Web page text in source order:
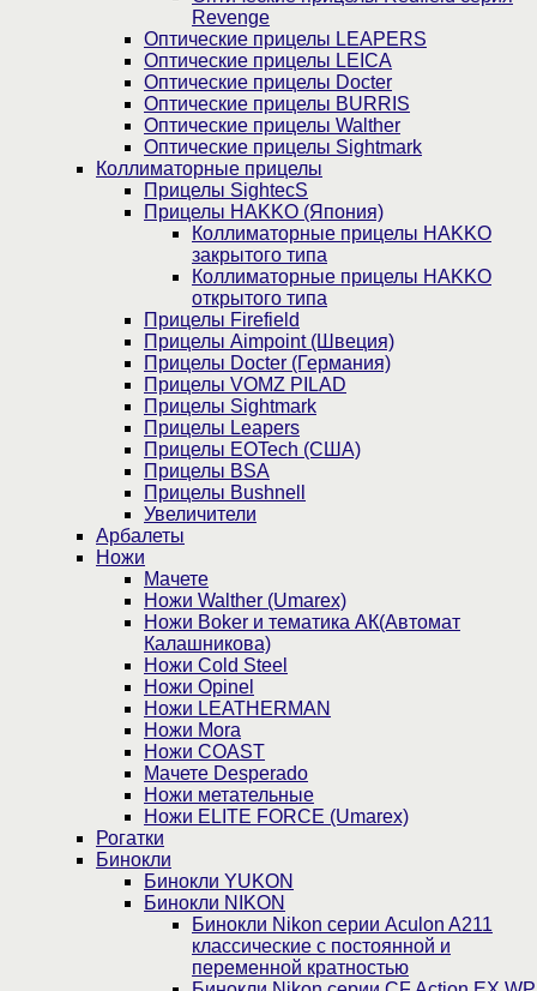
Revenge
Оптические прицелы LEAPERS
Оптические прицелы LEICA
Оптические прицелы Docter
Оптические прицелы BURRIS
Оптические прицелы Walther
Оптические прицелы Sightmark
Коллиматорные прицелы
Прицелы SightecS
Прицелы HAKKO (Япония)
Коллиматорные прицелы HAKKO
закрытого типа
Коллиматорные прицелы HAKKO
открытого типа
Прицелы Firefield
Прицелы Aimpoint (Швеция)
Прицелы Docter (Германия)
Прицелы VOMZ PILAD
Прицелы Sightmark
Прицелы Leapers
Прицелы EOTech (США)
Прицелы BSA
Прицелы Bushnell
Увеличители
Арбалеты
Ножи
Мачете
Ножи Walther (Umarex)
Ножи Boker и тематика АК(Автомат
Калашникова)
Ножи Cold Steel
Ножи Opinel
Ножи LEATHERMAN
Ножи Mora
Ножи COAST
Мачете Desperado
Ножи метательные
Ножи ELITE FORCE (Umarex)
Рогатки
Бинокли
Бинокли YUKON
Бинокли NIKON
Бинокли Nikon серии Aculon A211
классические с постоянной и
переменной кратностью